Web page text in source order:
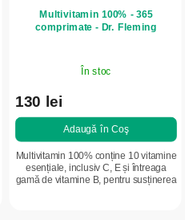
Multivitamin 100% - 365
comprimate - Dr. Fleming
În stoc
130 lei
Adaugă în Coş
Multivitamin 100% conține 10 vitamine
esențiale, inclusiv C, E și întreaga
gamă de vitamine B, pentru susținerea